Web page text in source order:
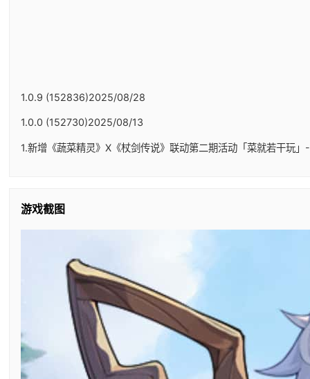
1.0.9 (152836)2025/08/28
1.0.0 (152730)2025/08/13
1.新增《蔬菜精灵》X《杖剑传说》联动第二期活动「菜就若干玩
游戏截图